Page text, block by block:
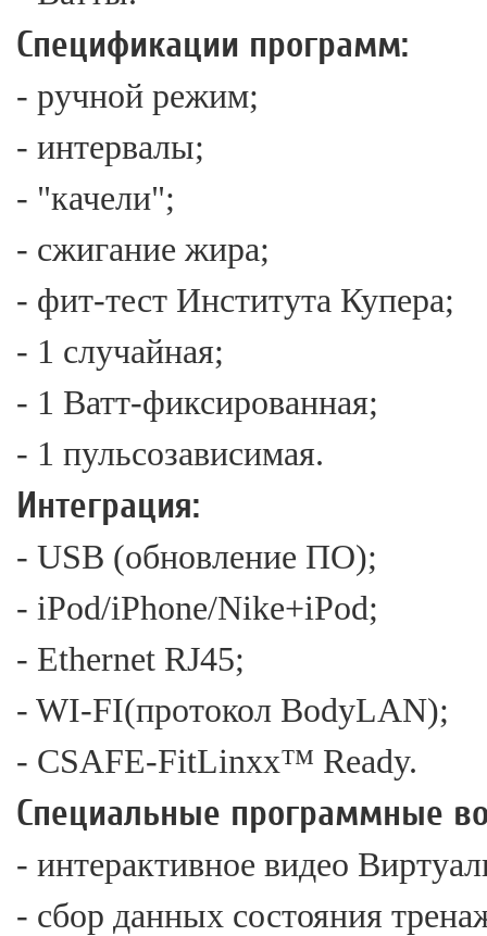
Спецификации программ:
- ручной режим;
- интервалы;
- "качели";
- сжигание жира;
- фит-тест Института Купера;
- 1 случайная;
- 1 Ватт-фиксированная;
- 1 пульсозависимая.
Интеграция:
- USB (обновление ПО);
- iPod/iPhone/Nike+iPod;
- Ethernet RJ45;
- WI-FI(протокол BodyLAN);
- CSAFE-FitLinxx™ Ready.
Специальные программные
- интерактивное видео
- сбор данных состояния